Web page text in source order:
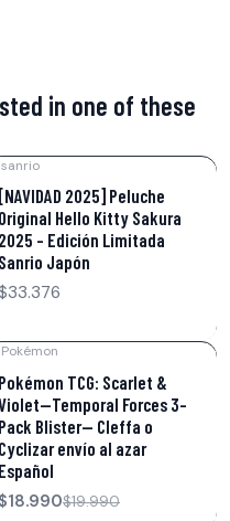
in one of these
sanrio
[NAVIDAD 2025] Peluche
Original Hello Kitty Sakura
2025 – Edición Limitada
Sanrio Japón
Pokémon
Pokémon TCG: Scarlet &
Forces 3-
Pack Blister— Cleffa o
Cyclizar envío al azar
Español
$19.990